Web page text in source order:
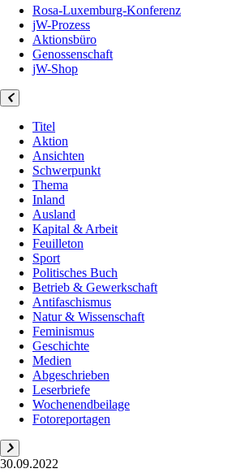
Rosa-Luxemburg-Konferenz
jW-Prozess
Aktionsbüro
Genossenschaft
jW-Shop
Titel
Aktion
Ansichten
Schwerpunkt
Thema
Inland
Ausland
Kapital & Arbeit
Feuilleton
Sport
Politisches Buch
Betrieb & Gewerkschaft
Antifaschismus
Natur & Wissenschaft
Feminismus
Geschichte
Medien
Abgeschrieben
Leserbriefe
Wochenendbeilage
Fotoreportagen
30.09.2022